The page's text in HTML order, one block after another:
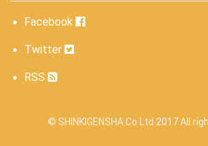
Facebook
Twitter
RSS
© SHINKIGENSHA Co Ltd 2017 All